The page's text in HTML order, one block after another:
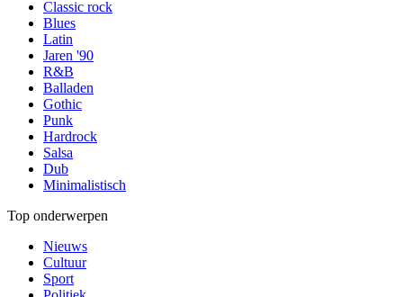
Classic rock
Blues
Latin
Jaren '90
R&B
Balladen
Gothic
Punk
Hardrock
Salsa
Dub
Minimalistisch
Top onderwerpen
Nieuws
Cultuur
Sport